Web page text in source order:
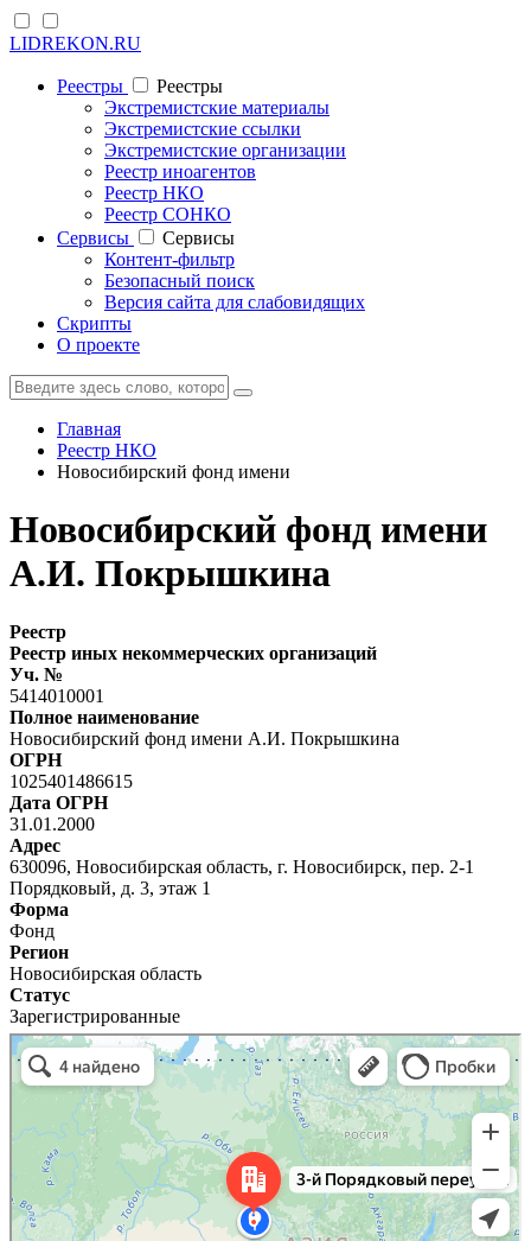
LIDREKON.RU
Реестры
Реестры
Экстремистские материалы
Экстремистские ссылки
Экстремистские организации
Реестр иноагентов
Реестр НКО
Реестр СОНКО
Cервисы
Cервисы
Контент-фильтр
Безопасный поиск
Версия сайта для слабовидящих
Скрипты
О проекте
Главная
Реестр НКО
Новосибирский фонд имени
Новосибирский фонд имени
А.И. Покрышкина
Реестр
Реестр иных некоммерческих организаций
Уч. №
5414010001
Полное наименование
Новосибирский фонд имени А.И. Покрышкина
ОГРН
1025401486615
Дата ОГРН
31.01.2000
Адрес
630096, Новосибирская область, г. Новосибирск, пер. 2-1
Порядковый, д. 3, этаж 1
Форма
Фонд
Регион
Новосибирская область
Статус
Зарегистрированные